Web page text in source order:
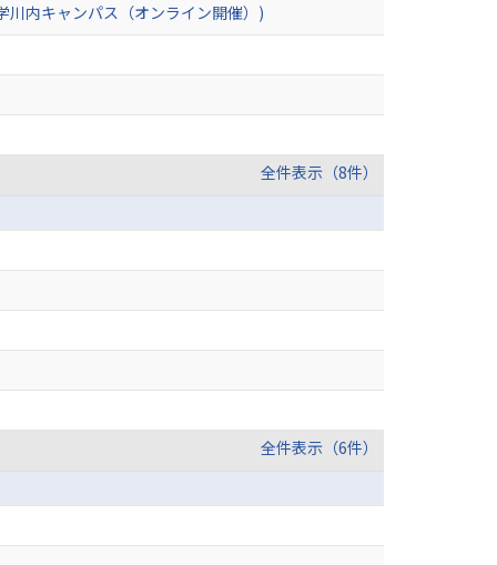
内キャンパス（オンライン開催）)
全件表示（8件）
全件表示（6件）